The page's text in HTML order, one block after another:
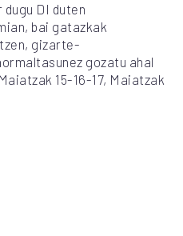
DI duten
bai gatazkak
gizarte-
gozatu ahal
15-16-17, Maiatzak